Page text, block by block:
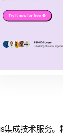
成技术服务